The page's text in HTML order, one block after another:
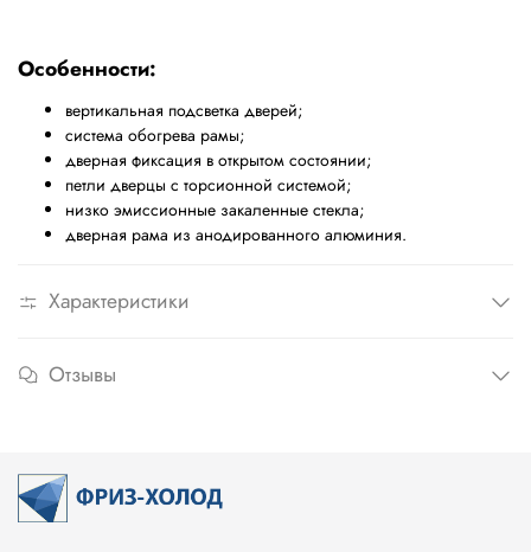
Особенности:
вертикальная подсветка дверей;
система обогрева рамы;
дверная фиксация в открытом состоянии;
петли дверцы с торсионной системой;
низко эмиссионные закаленные стекла;
дверная рама из анодированного алюминия.
Характеристики
Отзывы